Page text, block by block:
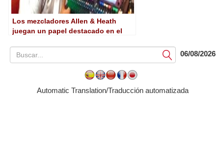
Los mezcladores Allen & Heath
juegan un papel destacado en el
Submit06/08/2026
Automatic Translation/Traducción automatizada